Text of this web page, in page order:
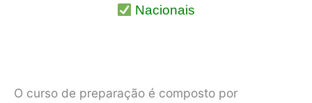
Nacionais
O curso de preparação é composto por